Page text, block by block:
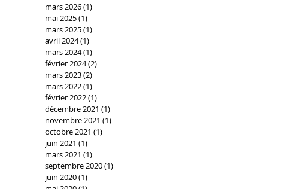
mars 2026(1)
mai 2025(1)
mars 2025(1)
avril 2024(1)
mars 2024(1)
février 2024(2)
mars 2023(2)
mars 2022(1)
février 2022(1)
décembre 2021 (1)
novembre 2021 (1)
octobre 2021 (1)
juin 2021 (1)
mars 2021 (1)
septembre 2020(1)
juin 2020(1)